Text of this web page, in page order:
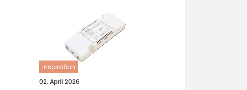
inspiration
02. April 2026